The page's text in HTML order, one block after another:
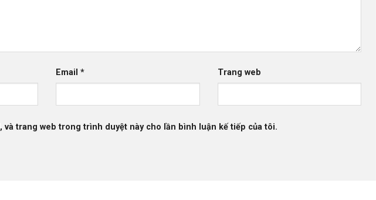
Email* Trang web
và trang web trong trình duyệt này cho lần bình luận kế tiếp của tôi.